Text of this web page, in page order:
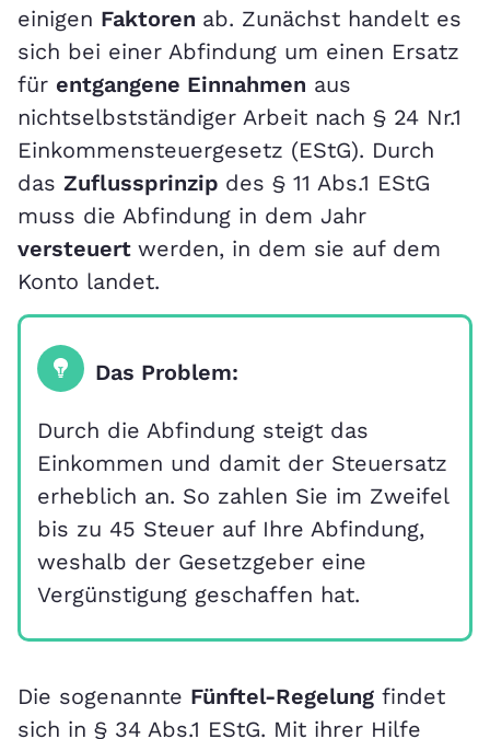
einigen Faktoren ab. Zunächst handelt es
sich bei einer Abfindung um einen Ersatz
für entgangene Einnahmen aus
nichtselbstständiger Arbeit nach § 24 Nr.1
Einkommensteuergesetz (EStG). Durch
das Zuflussprinzip des § 11 Abs.1 EStG
muss die Abfindung in dem Jahr
versteuert werden, in dem sie auf dem
Konto landet.
Das Problem:
Durch die Abfindung steigt das
Einkommen und damit der Steuersatz
erheblich an. So zahlen Sie im Zweifel
bis zu 45 Steuer auf Ihre Abfindung,
weshalb der Gesetzgeber eine
Vergünstigung geschaffen hat.
Die sogenannte Fünftel-Regelung findet
sich in § 34 Abs.1 EStG. Mit ihrer Hilfe